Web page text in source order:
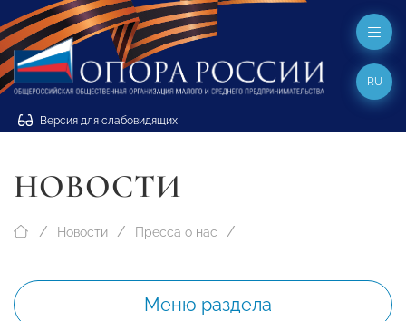
Версия для слабовидящих
RU
НОВОСТИ
Новости Пресса о нас
Меню раздела